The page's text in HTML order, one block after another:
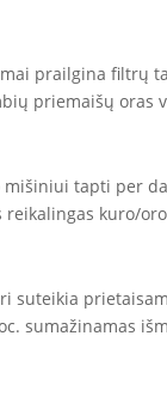
prailgina filtrų
priemaišų
tapti per
kuro/
suteikia
sumažinamas